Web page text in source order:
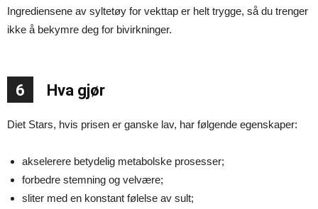
Ingrediensene av syltetøy for vekttap er helt trygge, så du trenger
ikke å bekymre deg for bivirkninger.
6 Hva gjør
Diet Stars, hvis prisen er ganske lav, har følgende egenskaper:
akselerere betydelig metabolske prosesser;
forbedre stemning og velvære;
sliter med en konstant følelse av sult;